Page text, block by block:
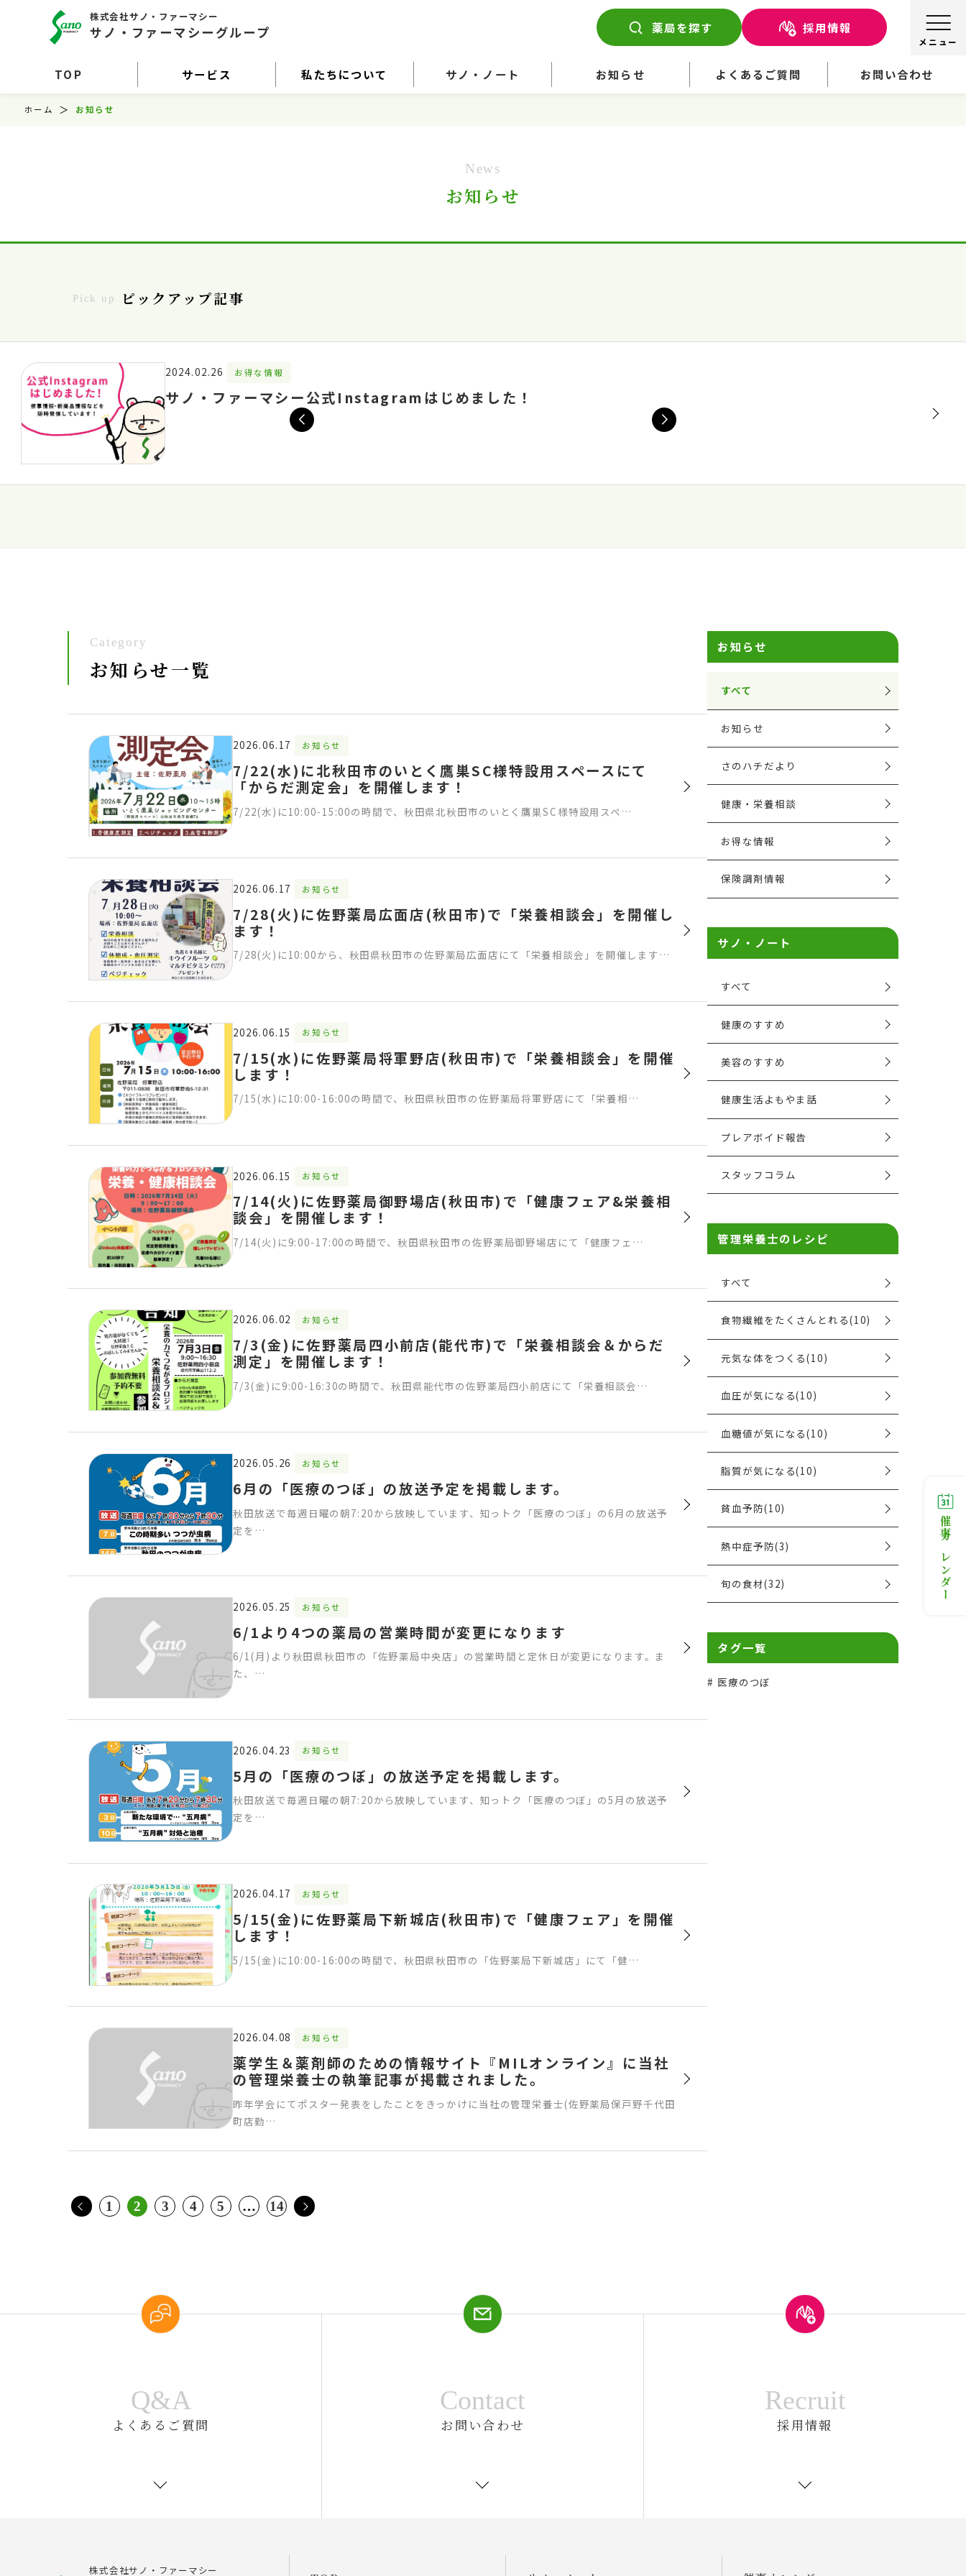
株式会社サノ・ファーマシー
サノ・ファーマシーグループ 薬局を探す 採用情報
TOP サービス 私たちについて サノ・ノート お知らせ よくあるご質問 お問い合わせ
催事カレンダー
ホーム お知らせ
News
お知らせ
Pick up ピックアップ記事
2024.02.26 お得な情報
サノ・ファーマシー公式Instagramはじめました！
Category
お知らせ一覧
2026.06.17 お知らせ
7/22(水)に北秋田市のいとく鷹巣SC様特設用スペースにて
「からだ測定会」を開催します！
7/22(水)に10:00-15:00の時間で、秋田県北秋田市のいとく鷹巣SC様特設用スペ…
2026.06.17 お知らせ
7/28(火)に佐野薬局広面店(秋田市)で「栄養相談会」を開催し
ます！
7/28(火)に10:00から、秋田県秋田市の佐野薬局広面店にて「栄養相談会」を開催します…
2026.06.15 お知らせ
7/15(水)に佐野薬局将軍野店(秋田市)で「栄養相談会」を開催
します！
7/15(水)に10:00-16:00の時間で、秋田県秋田市の佐野薬局将軍野店にて「栄養相…
2026.06.15 お知らせ
7/14(火)に佐野薬局御野場店(秋田市)で「健康フェア&栄養相
談会」を開催します！
7/14(火)に9:00-17:00の時間で、秋田県秋田市の佐野薬局御野場店にて「健康フェ…
2026.06.02 お知らせ
7/3(金)に佐野薬局四小前店(能代市)で「栄養相談会＆からだ
測定」を開催します！
7/3(金)に9:00-16:30の時間で、秋田県能代市の佐野薬局四小前店にて「栄養相談会…
2026.05.26 お知らせ
6月の「医療のつぼ」の放送予定を掲載します。
秋田放送で毎週日曜の朝7:20から放映しています、知っトク「医療のつぼ」の6月の放送予
定を…
2026.05.25 お知らせ
6/1より4つの薬局の営業時間が変更になります
6/1(月)より秋田県秋田市の「佐野薬局中央店」の営業時間と定休日が変更になります。ま
た、…
2026.04.23 お知らせ
5月の「医療のつぼ」の放送予定を掲載します。
秋田放送で毎週日曜の朝7:20から放映しています、知っトク「医療のつぼ」の5月の放送予
定を…
2026.04.17 お知らせ
5/15(金)に佐野薬局下新城店(秋田市)で「健康フェア」を開催
します！
5/15(金)に10:00-16:00の時間で、秋田県秋田市の「佐野薬局下新城店」にて「健…
2026.04.08 お知らせ
薬学生＆薬剤師のための情報サイト『MILオンライン』に当社
の管理栄養士の執筆記事が掲載されました。
昨年学会にてポスター発表をしたことをきっかけに当社の管理栄養士(佐野薬局保戸野千代田
町店勤…
1 2 3 4 5 … 14
お知らせ
すべて
お知らせ
さのハチだより
健康・栄養相談
お得な情報
保険調剤情報
サノ・ノート
すべて
健康のすすめ
美容のすすめ
健康生活よもやま話
プレアボイド報告
スタッフコラム
管理栄養士のレシピ
すべて
食物繊維をたくさんとれる(10)
元気な体をつくる(10)
血圧が気になる(10)
血糖値が気になる(10)
脂質が気になる(10)
貧血予防(10)
熱中症予防(3)
旬の食材(32)
タグ一覧
医療のつぼ
Q&A
よくあるご質問
Contact
お問い合わせ
Recruit
採用情報
株式会社サノ・ファーマシー